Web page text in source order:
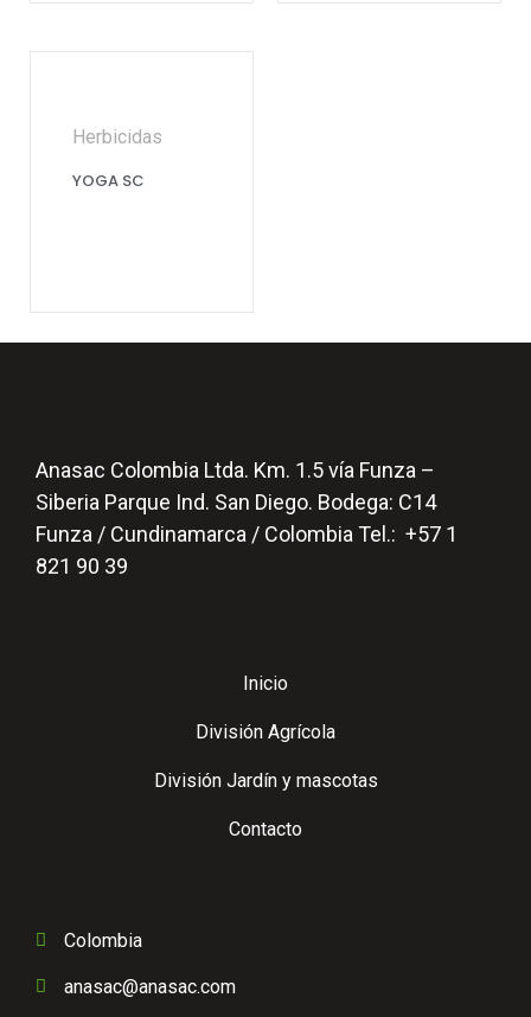
Herbicidas
YOGA SC
Anasac Colombia Ltda. Km. 1.5 vía Funza –
Siberia Parque Ind. San Diego. Bodega: C14
Funza / Cundinamarca / Colombia Tel.: +57 1
821 90 39
Inicio
División Agrícola
División Jardín y mascotas
Contacto
Colombia
anasac@anasac.com